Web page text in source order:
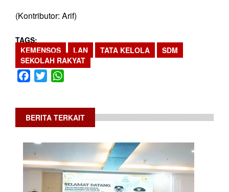
(Kontributor: Arif)
TAGS
KEMENSOS
LAN TATA KELOLA
SDM
SEKOLAH RAKYAT
Facebook
Twitter
BERITA TERKAIT